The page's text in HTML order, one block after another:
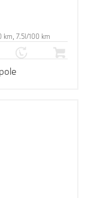
km, 7.5l/100 km